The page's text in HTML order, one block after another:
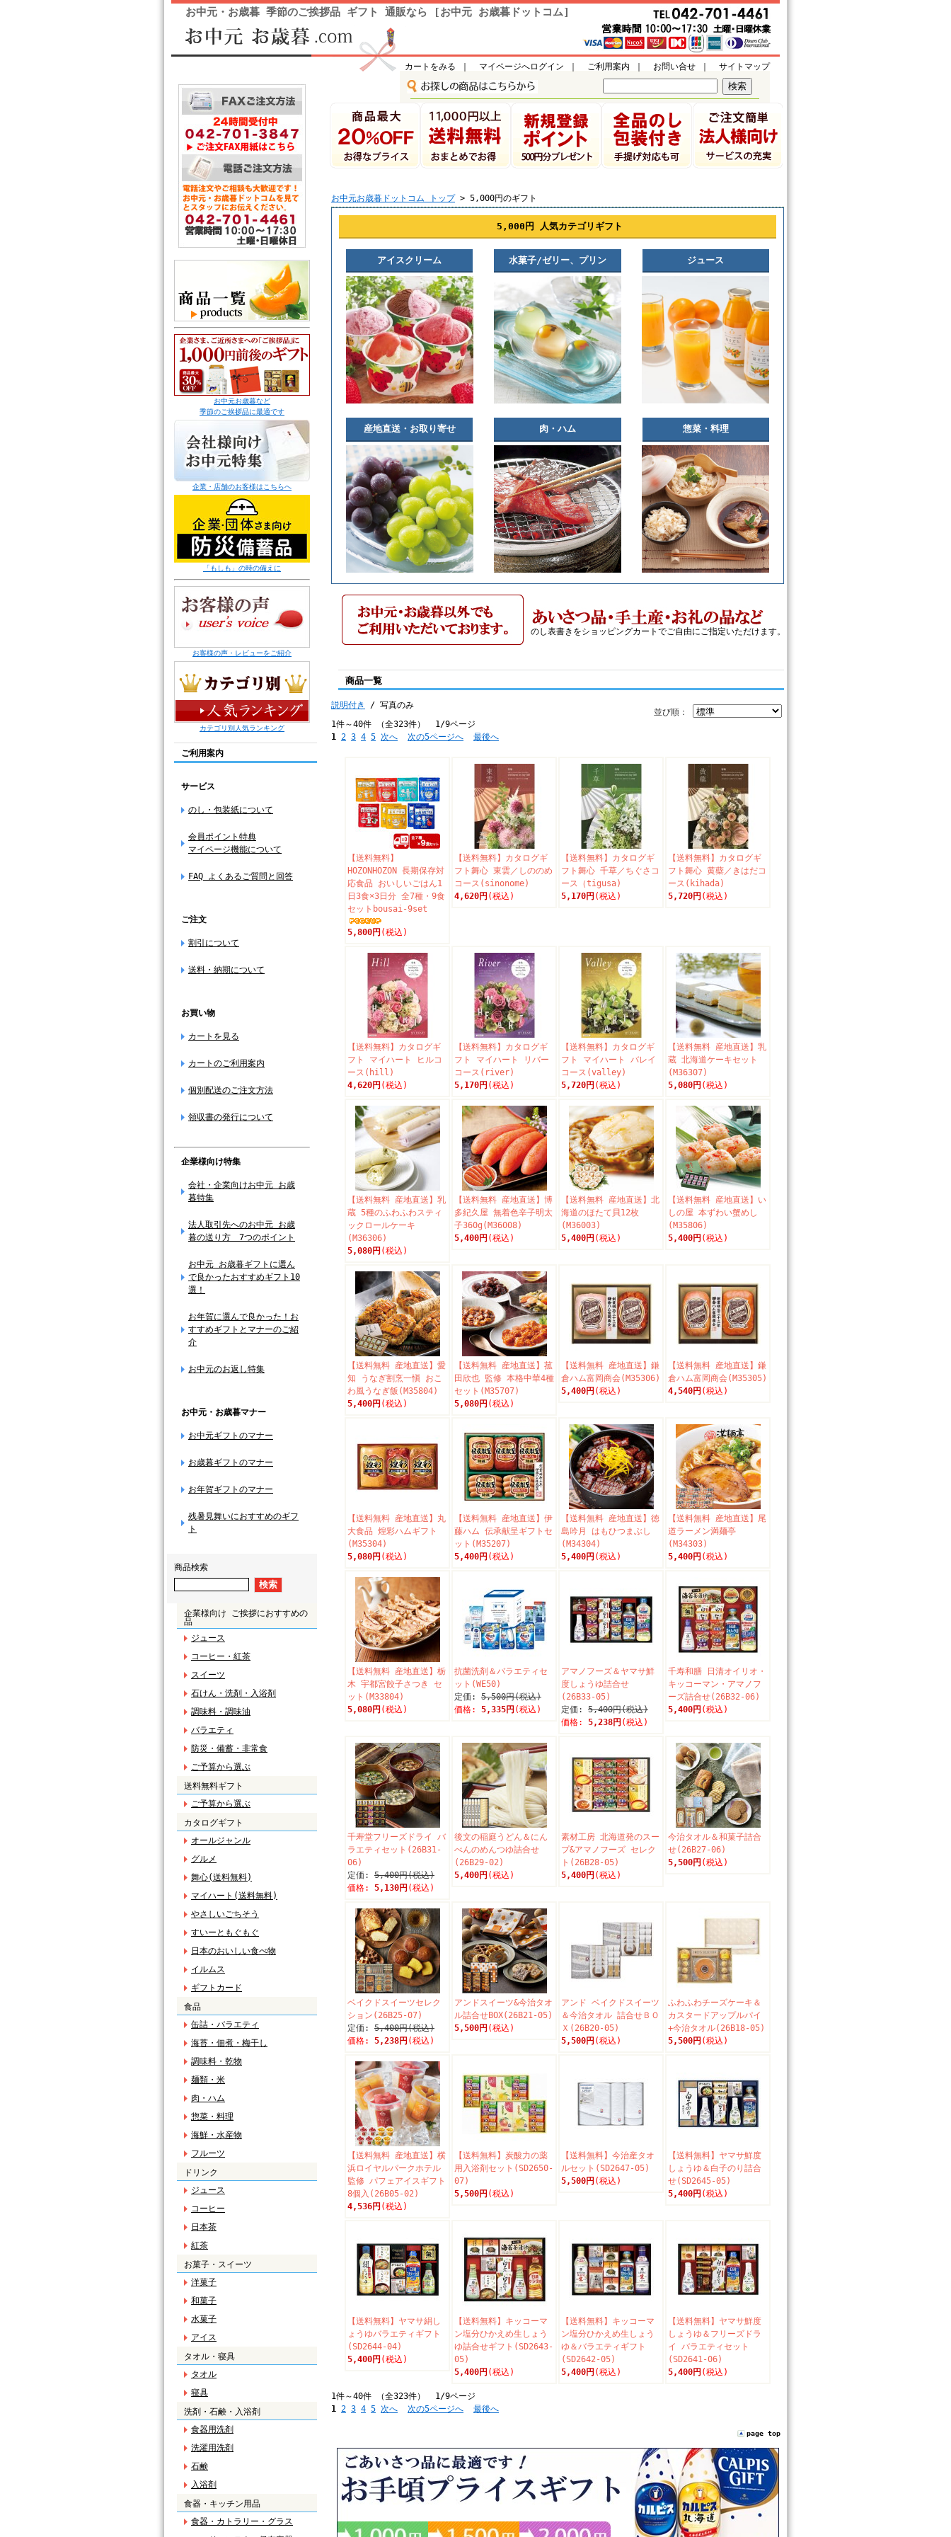
お中元・お歳暮 季節のご挨拶品 ギフト 通販なら [お中元 お歳暮ドットコム]
カートをみる マイページへログイン ご利用案内 お問い合せ サイトマップ
お中元お歳暮など
季節のご挨拶品に最適です
企業・店舗のお客様はこちらへ
「もしも」の時の備えに
お客様の声・レビューをご紹介
カテゴリ別人気ランキング
ご利用案内
サービス
のし・包装紙について
会員ポイント特典
マイページ機能について
FAQ よくあるご質問と回答
ご注文
割引について
送料・納期について
お買い物
カートを見る
カートのご利用案内
個別配送のご注文方法
領収書の発行について
企業様向け特集
会社・企業向けお中元 お歳
暮特集
法人取引先へのお中元 お歳
暮の送り方 7つのポイント
お中元 お歳暮ギフトに選ん
で良かったおすすめギフト10
選！
お年賀に選んで良かった！お
すすめギフトとマナーのご紹
介
お中元のお返し特集
お中元・お歳暮マナー
お中元ギフトのマナー
お歳暮ギフトのマナー
お年賀ギフトのマナー
残暑見舞いにおすすめのギフ
ト
商品検索
企業様向け ご挨拶におすすめの
品
ジュース
コーヒー・紅茶
スイーツ
石けん・洗剤・入浴剤
調味料・調味油
バラエティ
防災・備蓄・非常食
ご予算から選ぶ
送料無料ギフト
ご予算から選ぶ
カタログギフト
オールジャンル
グルメ
舞心(送料無料)
マイハート(送料無料)
やさしいごちそう
すいーともぐもぐ
日本のおいしい食べ物
イルムス
ギフトカード
食品
缶詰・バラエティ
海苔・佃煮・梅干し
調味料・乾物
麺類・米
肉・ハム
惣菜・料理
海鮮・水産物
フルーツ
ドリンク
ジュース
コーヒー
日本茶
紅茶
お菓子・スイーツ
洋菓子
和菓子
水菓子
アイス
タオル・寝具
タオル
寝具
洗剤・石鹸・入浴剤
食器用洗剤
洗濯用洗剤
石鹸
入浴剤
食器・キッチン用品
食器・カトラリー・グラス
お中元お歳暮ドットコム トップ> 5,000円のギフト
5,000円 人気カテゴリギフト
アイスクリーム 水菓子/ゼリー、プリン ジュース
産地直送・お取り寄せ 肉・ハム 惣菜・料理
のし表書きをショッピングカートでご自由にご指定いただけます。
商品一覧
並び順：
説明付き
/ 写真のみ
1件～40件 （全323件） 1/9ページ
1
2 3 4 5 次へ 次の5ページへ 最後へ
【送料無料】
HOZONHOZON 長期保存対
応食品 おいしいごはん1
日3食×3日分 全7種・9食
セットbousai-9set
5,800円 (税込)
【送料無料】カタログギ
フト舞心 東雲／しののめ
コース(sinonome)
4,620円 (税込)
【送料無料】カタログギ
フト舞心 千草／ちぐさコ
ース（tigusa)
5,170円 (税込)
【送料無料】カタログギ
フト舞心 黄蘗／きはだコ
ース(kihada)
5,720円 (税込)
【送料無料】カタログギ
フト マイハート ヒルコ
ース(hill)
4,620円 (税込)
【送料無料】カタログギ
フト マイハート リバー
コース(river)
5,170円 (税込)
【送料無料】カタログギ
フト マイハート バレイ
コース(valley)
5,720円 (税込)
【送料無料 産地直送】乳
蔵 北海道ケーキセット
(M36307)
5,080円 (税込)
【送料無料 産地直送】乳
蔵 5種のふわふわスティ
ックロールケーキ
(M36306)
5,080円 (税込)
【送料無料 産地直送】博
多紀久屋 無着色辛子明太
子360g(M36008)
5,400円 (税込)
【送料無料 産地直送】北
海道のほたて貝12枚
(M36003)
5,400円 (税込)
【送料無料 産地直送】い
しの屋 本ずわい蟹めし
(M35806)
5,400円 (税込)
【送料無料 産地直送】愛
知 うなぎ割烹一愼 おこ
わ風うなぎ飯(M35804)
5,400円 (税込)
【送料無料 産地直送】菰
田欣也 監修 本格中華4種
セット(M35707)
5,080円 (税込)
【送料無料 産地直送】鎌
倉ハム富岡商会(M35306)
5,400円 (税込)
【送料無料 産地直送】鎌
倉ハム富岡商会(M35305)
4,540円 (税込)
【送料無料 産地直送】丸
大食品 煌彩ハムギフト
(M35304)
5,080円 (税込)
【送料無料 産地直送】伊
藤ハム 伝承献呈ギフトセ
ット(M35207)
5,400円 (税込)
【送料無料 産地直送】徳
島吟月 はもひつまぶし
(M34304)
5,400円 (税込)
【送料無料 産地直送】尾
道ラーメン満麺亭
(M34303)
5,400円 (税込)
【送料無料 産地直送】栃
木 宇都宮餃子さつき セ
ット(M33804)
5,080円 (税込)
抗菌洗剤＆バラエティセ
ット(WE50)
定価: 5,500円(税込)
価格: 5,335円 (税込)
アマノフーズ＆ヤマサ鮮
度しょうゆ詰合せ
(26B33-05)
定価: 5,400円(税込)
価格: 5,238円 (税込)
千寿和膳 日清オイリオ・
キッコーマン・アマノフ
ーズ詰合せ(26B32-06)
5,400円 (税込)
千寿堂フリーズドライ バ
ラエティセット(26B31-
06)
定価: 5,400円(税込)
価格: 5,130円 (税込)
後文の稲庭うどん＆にん
べんのめんつゆ詰合せ
(26B29-02)
5,400円 (税込)
素材工房 北海道発のスー
プ&アマノフーズ セレク
ト(26B28-05)
5,400円 (税込)
今治タオル＆和菓子詰合
せ(26B27-06)
5,500円 (税込)
ベイクドスイーツセレク
ション(26B25-07)
定価: 5,400円(税込)
価格: 5,238円 (税込)
アンドスイーツ&今治タオ
ル詰合せBOX(26B21-05)
5,500円 (税込)
アンド ベイクドスイーツ
＆今治タオル 詰合せＢＯ
Ｘ(26B20-05)
5,500円 (税込)
ふわふわチーズケーキ＆
カスタードアップルパイ
+今治タオル(26B18-05)
5,500円 (税込)
【送料無料 産地直送】横
浜ロイヤルパークホテル
監修 パフェアイスギフト
8個入(26B05-02)
4,536円 (税込)
【送料無料】炭酸力の薬
用入浴剤セット(SD2650-
07)
5,500円 (税込)
【送料無料】今治産タオ
ルセット(SD2647-05)
5,500円 (税込)
【送料無料】ヤマサ鮮度
しょうゆ＆白子のり詰合
せ(SD2645-05)
5,400円 (税込)
【送料無料】ヤマサ絹し
ょうゆバラエティギフト
(SD2644-04)
5,400円 (税込)
【送料無料】キッコーマ
ン塩分ひかえめ生しょう
ゆ詰合せギフト(SD2643-
05)
5,400円 (税込)
【送料無料】キッコーマ
ン塩分ひかえめ生しょう
ゆ＆バラエティギフト
(SD2642-05)
5,400円 (税込)
【送料無料】ヤマサ鮮度
しょうゆ＆フリーズドラ
イ バラエティセット
(SD2641-06)
5,400円 (税込)
1件～40件 （全323件） 1/9ページ
1
2 3 4 5 次へ 次の5ページへ 最後へ
page top